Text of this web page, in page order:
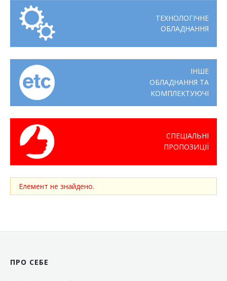
ТЕХНОЛОГІЧНЕ
ОБЛАДНАННЯ
ІНШЕ
ОБЛАДНАННЯ ТА
КОМПЛЕКТУЮЧІ
СПЕЦІАЛЬНІ
ПРОПОЗИЦІЇ
Елемент не знайдено.
ПРО СЕБЕ